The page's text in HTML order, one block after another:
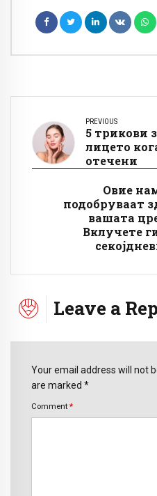
PREVIOUS
5 трикови
лицето
отечени
Овие
подобруваат
вашата
Вклучете
Leave a
Your email address will not
are marked *
Comment *